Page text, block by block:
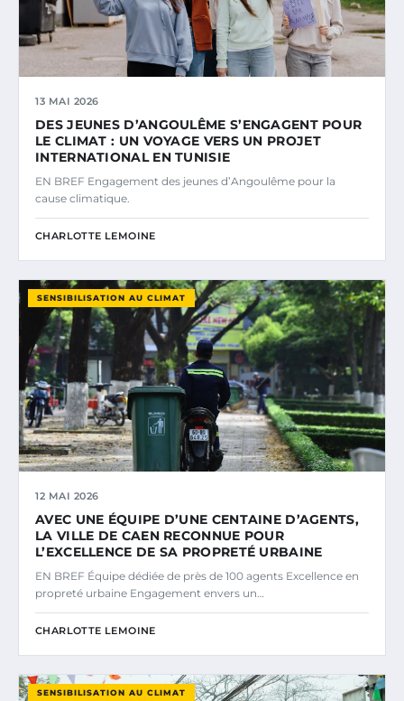
13 MAI 2026
DES JEUNES D’ANGOULÊME S’ENGAGENT POUR
LE CLIMAT : UN VOYAGE VERS UN PROJET
INTERNATIONAL EN TUNISIE
EN BREF Engagement des jeunes d’Angoulême pour la
cause climatique.
CHARLOTTE LEMOINE
SENSIBILISATION AU CLIMAT
12 MAI 2026
AVEC UNE ÉQUIPE D’UNE CENTAINE D’AGENTS,
LA VILLE DE CAEN RECONNUE POUR
L’EXCELLENCE DE SA PROPRETÉ URBAINE
EN BREF Équipe dédiée de près de 100 agents Excellence en
propreté urbaine Engagement envers un…
CHARLOTTE LEMOINE
SENSIBILISATION AU CLIMAT